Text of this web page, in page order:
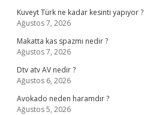
Kuveyt Türk ne kadar kesinti yapıyor ?
Ağustos 7, 2026
Makatta kas spazmı nedir ?
Ağustos 7, 2026
Dtv atv AV nedir ?
Ağustos 6, 2026
Avokado neden haramdır ?
Ağustos 5, 2026